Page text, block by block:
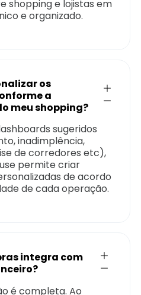
shopping e lojistas em
e organizado.
os
a
meu shopping?
sugeridos
inadimplência,
de corredores etc),
permite criar
de acordo
de cada operação.
integra com
é completa. Ao